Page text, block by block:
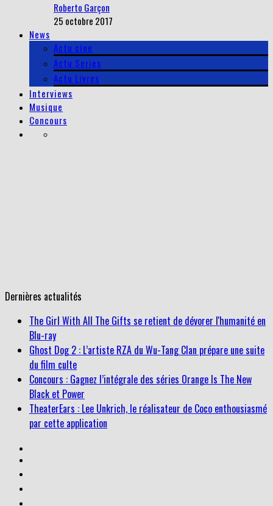
Roberto Garçon
25 octobre 2017
News
Actu cine
Actu Series
Actu Livres
Interviews
Musique
Concours
Dernières actualités
The Girl With All The Gifts se retient de dévorer l'humanité en
Blu-ray
Ghost Dog 2 : L’artiste RZA du Wu-Tang Clan prépare une suite
du film culte
Concours : Gagnez l’intégrale des séries Orange Is The New
Black et Power
TheaterEars : Lee Unkrich, le réalisateur de Coco enthousiasmé
par cette application